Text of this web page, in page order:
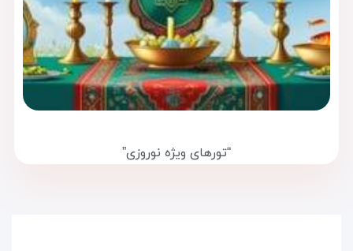
“تورهای ویژه نوروزی”